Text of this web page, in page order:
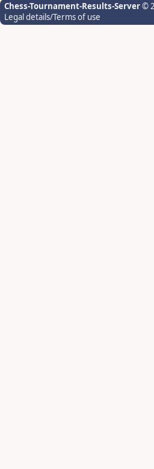
Chess-Tournament-Results-Server©
Legal details/Terms of use